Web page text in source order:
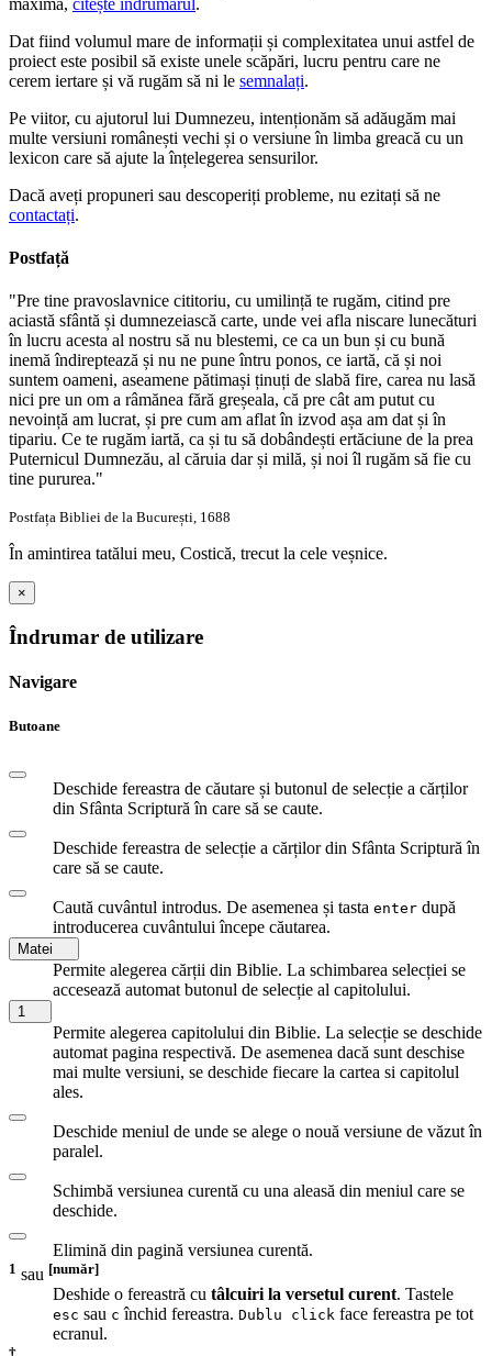
Dat fiind volumul mare de informații și complexitatea unui astfel de
proiect este posibil să existe unele scăpări, lucru pentru care ne
cerem iertare și vă rugăm să ni le semnalați.
Pe viitor, cu ajutorul lui Dumnezeu, intenționăm să adăugăm mai
multe versiuni românești vechi și o versiune în limba greacă cu un
lexicon care să ajute la înțelegerea sensurilor.
Dacă aveți propuneri sau descoperiți probleme, nu ezitați să ne
contactați.
Postfață
"Pre tine pravoslavnice cititoriu, cu umilință te rugăm, citind pre
aciastă sfântă și dumnezeiască carte, unde vei afla niscare lunecături
în lucru acesta al nostru să nu blestemi, ce ca un bun și cu bună
inemă îndireptează și nu ne pune întru ponos, ce iartă, că și noi
suntem oameni, aseamene pătimași ținuți de slabă fire, carea nu lasă
nici pre un om a râmănea fără greșeala, că pre cât am putut cu
nevoință am lucrat, și pre cum am aflat în izvod așa am dat și în
tipariu. Ce te rugăm iartă, ca și tu să dobândești ertăciune de la prea
Puternicul Dumnezău, al căruia dar și milă, și noi îl rugăm să fie cu
tine pururea."
Postfața Bibliei de la București, 1688
În amintirea tatălui meu, Costică, trecut la cele veșnice.
×
Îndrumar de utilizare
Navigare
Butoane
Deschide fereastra de căutare și butonul de selecție a cărților
din Sfânta Scriptură în care să se caute.
Deschide fereastra de selecție a cărților din Sfânta Scriptură în
care să se caute.
Caută cuvântul introdus. De asemenea și tasta enter după
introducerea cuvântului începe căutarea.
Matei
Permite alegerea cărții din Biblie. La schimbarea selecției se
accesează automat butonul de selecție al capitolului.
1
Permite alegerea capitolului din Biblie. La selecție se deschide
automat pagina respectivă. De asemenea dacă sunt deschise
mai multe versiuni, se deschide fiecare la cartea si capitolul
ales.
Deschide meniul de unde se alege o nouă versiune de văzut în
paralel.
Schimbă versiunea curentă cu una aleasă din meniul care se
deschide.
Elimină din pagină versiunea curentă.
1 sau [număr]
Deshide o fereastră cu tâlcuiri la versetul curent. Tastele
esc sau c închid fereastra. Dublu click face fereastra pe tot
ecranul.
†